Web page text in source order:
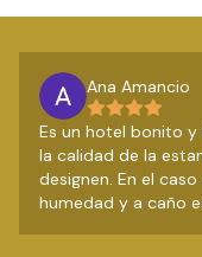
Ana Amancio
Es un hotel bonito y
la calidad de la
designen. En el
humedad y a caño